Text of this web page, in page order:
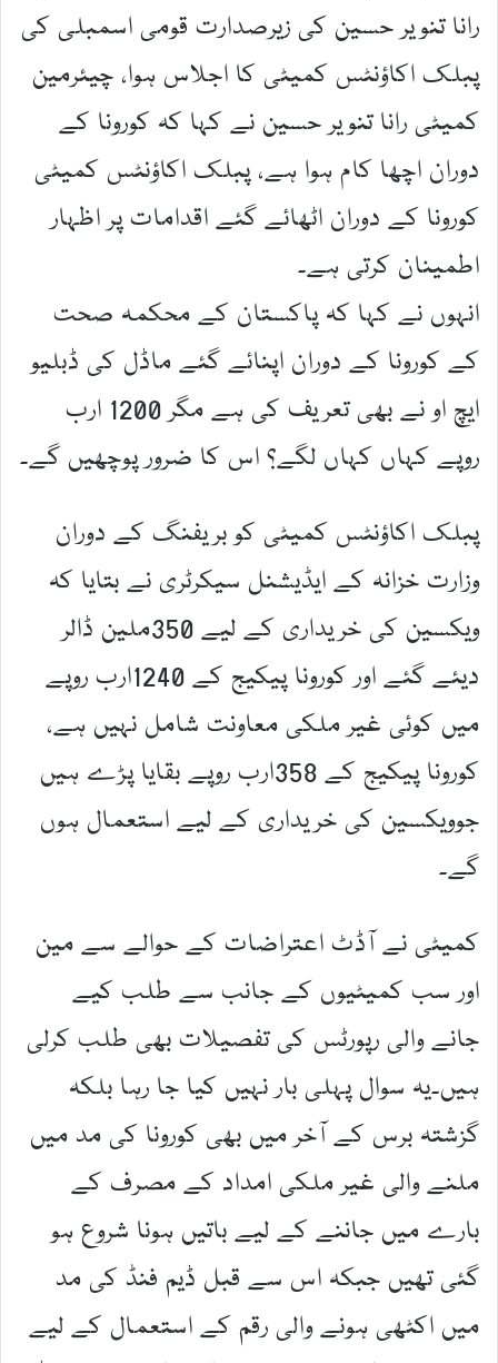
رانا تنویر حسین کی زیرصدارت قومی اسمبلی کی
پبلک اکاؤنٹس کمیٹی کا اجلاس ہوا، چیئرمین
کمیٹی رانا تنویر حسین نے کہا کہ کورونا کے
دوران اچھا کام ہوا ہے، پبلک اکاؤنٹس کمیٹی
کورونا کے دوران اٹھائے گئے اقدامات پر اظہار
اطمینان کرتی ہے۔
انہوں نے کہا کہ پاکستان کے محکمہ صحت
کے کورونا کے دوران اپنائے گئے ماڈل کی ڈبلیو
ایچ او نے بھی تعریف کی ہے مگر 1200 ارب
روپے کہاں کہاں لگے؟ اس کا ضرور پوچھیں گے۔
پبلک اکاؤنٹس کمیٹی کو بریفنگ کے دوران
وزارت خزانہ کے ایڈیشنل سیکرٹری نے بتایا کہ
ویکسین کی خریداری کے لیے 350ملین ڈالر
دیئے گئے اور کورونا پیکیج کے 1240ارب روپے
میں کوئی غیر ملکی معاونت شامل نہیں ہے،
کورونا پیکیج کے 358ارب روپے بقایا پڑے ہیں
جوویکسین کی خریداری کے لیے استعمال ہوں
گے۔
کمیٹی نے آڈٹ اعتراضات کے حوالے سے مین
اور سب کمیٹیوں کے جانب سے طلب کیے
جانے والی رپورٹس کی تفصیلات بھی طلب کرلی
ہیں۔یہ سوال پہلی بار نہیں کیا جا رہا بلکہ
گزشتہ برس کے آخر میں بھی کورونا کی مد میں
ملنے والی غیر ملکی امداد کے مصرف کے
بارے میں جاننے کے لیے باتیں ہونا شروع ہو
گئی تھیں جبکہ اس سے قبل ڈیم فنڈ کی مد
میں اکٹھی ہونے والی رقم کے استعمال کے لیے